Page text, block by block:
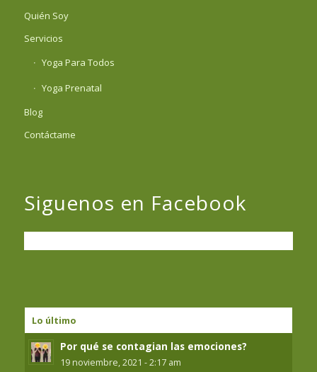
Quién Soy
Servicios
Yoga Para Todos
Yoga Prenatal
Blog
Contáctame
Siguenos en Facebook
Lo último
Por qué se contagian las emociones?
19 noviembre, 2021 - 2:17 am